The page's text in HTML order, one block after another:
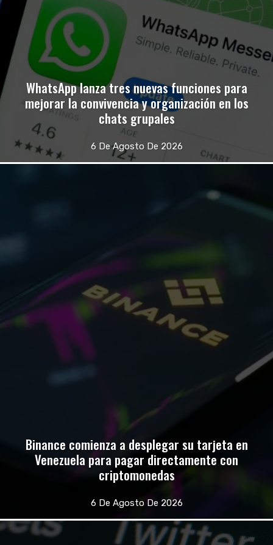
WhatsApp lanza tres nuevas funciones para
mejorar la convivencia y organización en los
chats grupales
6 De Agosto De 2026
Binance comienza a desplegar su tarjeta en
Venezuela para pagar directamente con
criptomonedas
6 De Agosto De 2026